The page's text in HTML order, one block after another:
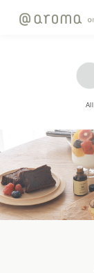
All